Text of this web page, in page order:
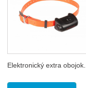
Elektronický extra obojok...